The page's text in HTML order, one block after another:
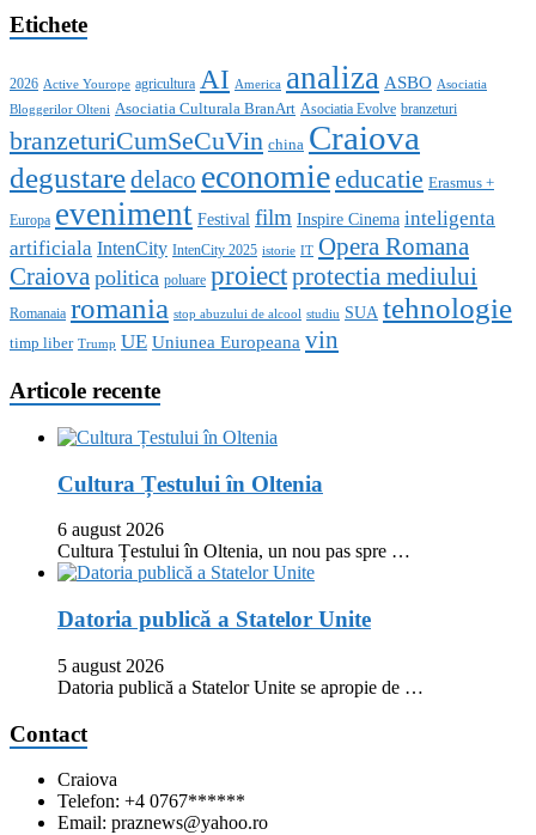
Etichete
2026 Active Yourope agricultura AI America analiza ASBO Asociatia
Bloggerilor Olteni Asociatia Culturala BranArt Asociatia Evolve branzeturi
branzeturiCumSeCuVin china Craiova
degustaredelaco economieeducatie Erasmus +
Europa eveniment Festival film Inspire Cinema inteligenta
artificiala IntenCity IntenCity 2025 istorie IT Opera Romana
Craiova politica poluare proiectprotectia mediului
Romanaia romania stop abuzului de alcool studiu SUA tehnologie
timp liber Trump UE Uniunea Europeana vin
Articole recente
Cultura Țestului în Oltenia
6 august 2026
Cultura Țestului în Oltenia, un nou pas spre …
Datoria publică a Statelor Unite
5 august 2026
Datoria publică a Statelor Unite se apropie de …
Contact
Craiova
Telefon: +4 0767******
Email: praznews@yahoo.ro